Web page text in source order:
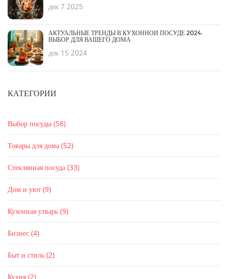
дек 7 2025
АКТУАЛЬНЫЕ ТРЕНДЫ В КУХОННОЙ ПОСУДЕ 2024:
ВЫБОР ДЛЯ ВАШЕГО ДОМА
дек 15 2024
КАТЕГОРИИ
Выбор посуды (58)
Товары для дома (52)
Стеклянная посуда (33)
Дом и уют (9)
Кухонная утварь (9)
Бизнес (4)
Быт и стиль (2)
Кухня (2)